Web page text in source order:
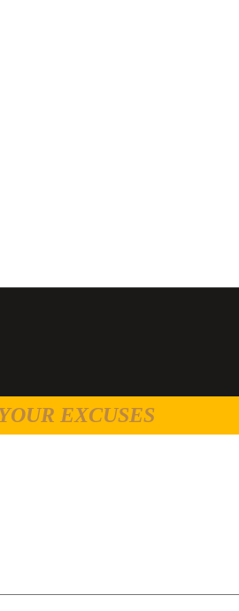
EXCUSES